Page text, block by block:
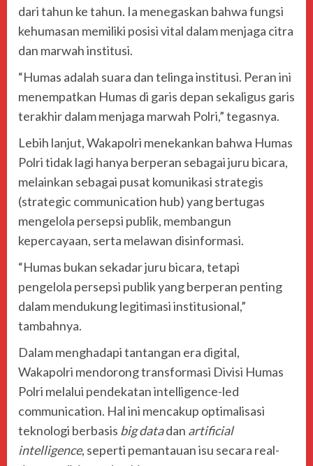
dari tahun ke tahun. Ia menegaskan bahwa fungsi
kehumasan memiliki posisi vital dalam menjaga citra
dan marwah institusi.
“Humas adalah suara dan telinga institusi. Peran ini
menempatkan Humas di garis depan sekaligus garis
terakhir dalam menjaga marwah Polri,” tegasnya.
Lebih lanjut, Wakapolri menekankan bahwa Humas
Polri tidak lagi hanya berperan sebagai juru bicara,
melainkan sebagai pusat komunikasi strategis
(strategic communication hub) yang bertugas
mengelola persepsi publik, membangun
kepercayaan, serta melawan disinformasi.
“Humas bukan sekadar juru bicara, tetapi
pengelola persepsi publik yang berperan penting
dalam mendukung legitimasi institusional,”
tambahnya.
Dalam menghadapi tantangan era digital,
Wakapolri mendorong transformasi Divisi Humas
Polri melalui pendekatan intelligence-led
communication. Hal ini mencakup optimalisasi
teknologi berbasis big datadan artificial
intelligence, seperti pemantauan isu secara real-